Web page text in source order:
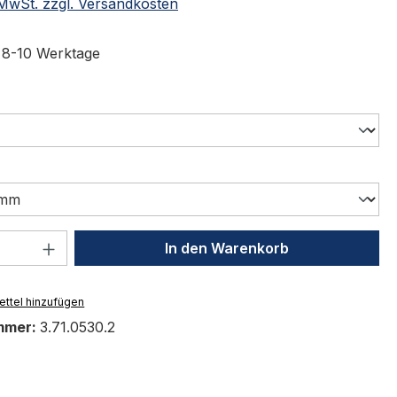
10 Werktage
Anzahl: Gib den gewünschten Wert
In den Warenkorb
hinzufügen
3.71.0530.2